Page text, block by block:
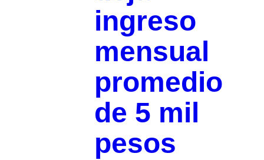
ingreso
mensual
promedio
de 5 mil
pesos